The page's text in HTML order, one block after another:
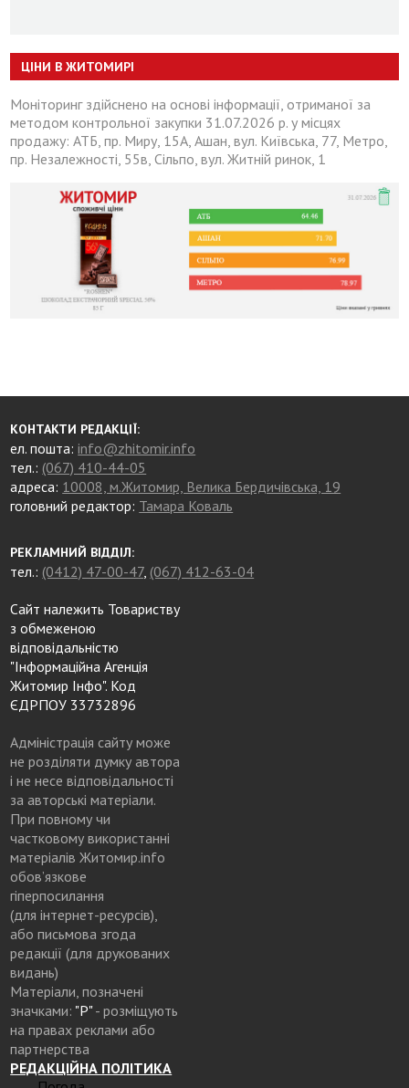
ЦІНИ В ЖИТОМИРІ
Моніторинг здійснено на основі інформації, отриманої за
методом контрольної закупки 31.07.2026 р. у місцях
продажу: АТБ, пр. Миру, 15А, Ашан, вул. Київська, 77, Метро,
пр. Незалежності, 55в, Сільпо, вул. Житній ринок, 1
КОНТАКТИ РЕДАКЦІЇ:
ел. пошта:info@zhitomir.info
тел.: (067) 410-44-05
адреса: 10008, м.Житомир, Велика Бердичівська, 19
головний редактор: Тамара Коваль
РЕКЛАМНИЙ ВІДДІЛ:
тел.: (0412) 47-00-47, (067) 412-63-04
Сайт належить Товариству
з обмеженою
відповідальністю
"Інформаційна Агенція
Житомир Інфо". Код
ЄДРПОУ 33732896
Адміністрація сайту може
не розділяти думку автора
і не несе відповідальності
за авторські матеріали.
При повному чи
частковому використанні
матеріалів Житомир.info
обов’язкове
гіперпосилання
(для інтернет-ресурсів),
або письмова згода
редакції (для друкованих
видань)
Матеріали, позначені
значками: "Р"- розміщують
на правах реклами або
партнерства
РЕДАКЦІЙНА ПОЛІТИКА